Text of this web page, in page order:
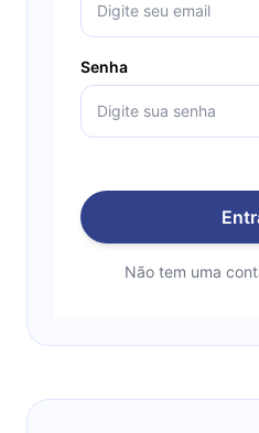
Senha
Não tem uma